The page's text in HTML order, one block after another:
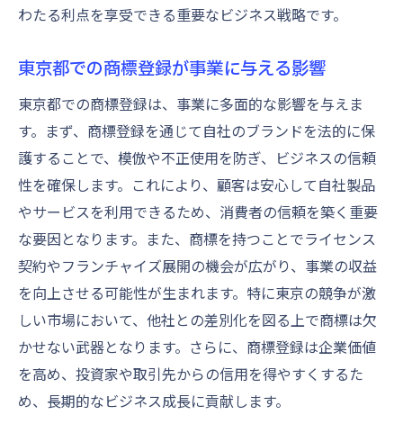
わたる利点を享受できる重要なビジネス戦略です。
東京都での商標登録が事業に与える影響
東京都での商標登録は、事業に多面的な影響を与えま
す。まず、商標登録を通じて自社のブランドを法的に保
護することで、模倣や不正使用を防ぎ、ビジネスの信頼
性を確保します。これにより、顧客は安心して自社製品
やサービスを利用できるため、消費者の信頼を築く重要
な要因となります。また、商標を持つことでライセンス
契約やフランチャイズ展開の機会が広がり、事業の収益
を向上させる可能性が生まれます。特に東京の競争が激
しい市場において、他社との差別化を図る上で商標は欠
かせない武器となります。さらに、商標登録は企業価値
を高め、投資家や取引先からの信用を得やすくするた
め、長期的なビジネス成長に貢献します。